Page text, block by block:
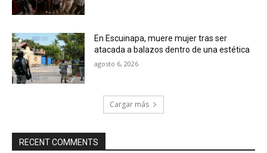
En Escuinapa, muere mujer tras ser
atacada a balazos dentro de una estética
agosto 6, 2026
Cargar más
RECENT COMMENTS